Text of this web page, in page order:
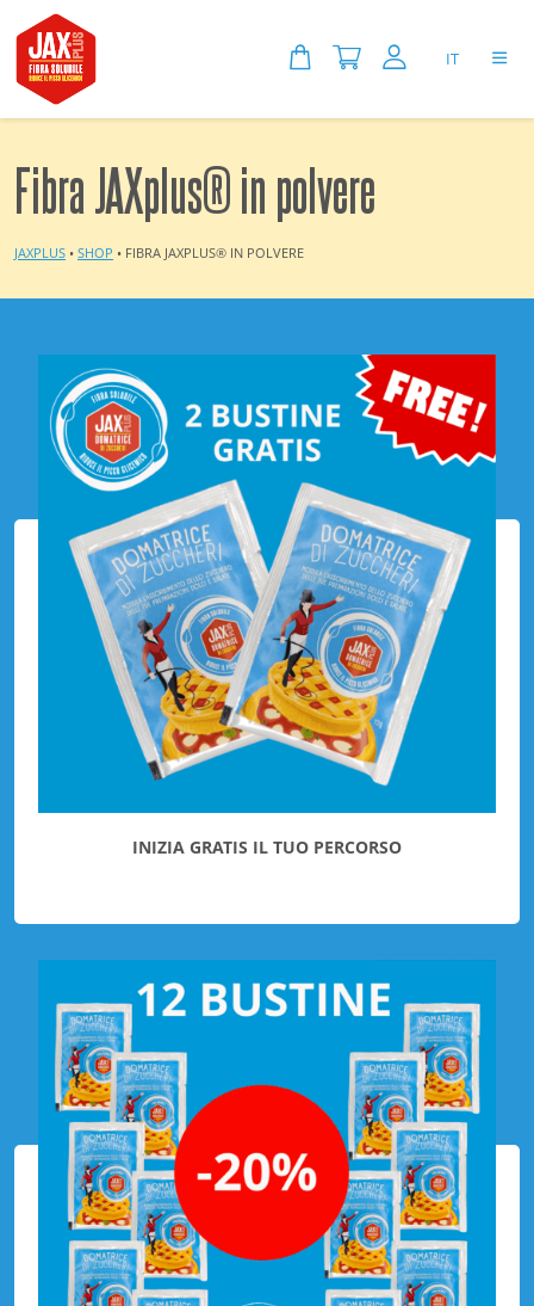
IT
Fibra JAXplus® in polvere
JAXPLUS • SHOP • FIBRA JAXPLUS® IN POLVERE
INIZIA GRATIS IL TUO PERCORSO